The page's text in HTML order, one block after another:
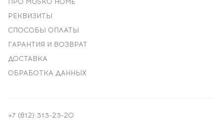
ПРО MUSKO HOME
РЕКВИЗИТЫ
СПОСОБЫ ОПЛАТЫ
ГАРАНТИЯ И ВОЗВРАТ
ДОСТАВКА
ОБРАБОТКА ДАННЫХ
+7 (812) 313-23-20